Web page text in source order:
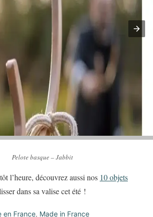
Pelote basque – Jabbit
l’heure, découvrez aussi nos 10 objets
dans sa valise cet été !
en France, Made in France